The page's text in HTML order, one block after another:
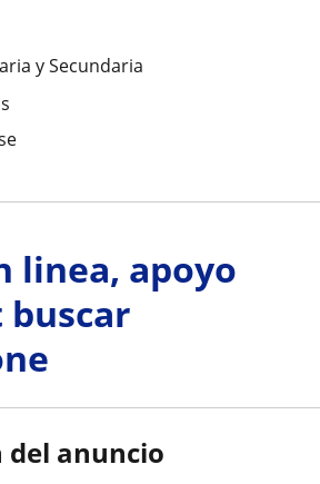
y Secundaria
linea, apoyo
del anuncio